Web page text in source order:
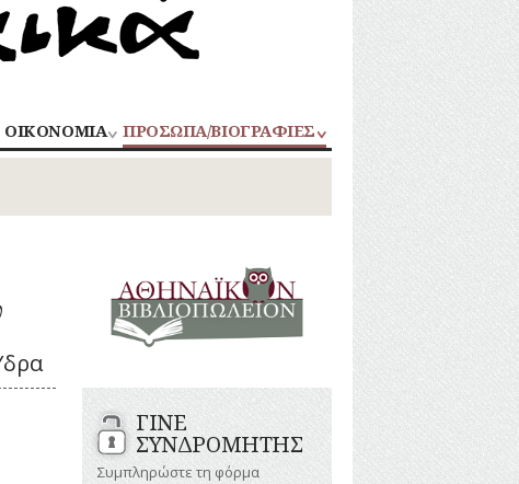
ΟΙΚΟΝΟΜΙΑ
ΒΙΟΜΗΧΑΝΙΑ
ΚΑΤΑΣΤΗΜΑΤΑ
ΝΑΥΤΙΛΙΑ
ΟΙΚΟΝΟΜΙΚΗ
ΠΡΟΣΩΠΑ/ΒΙΟΓΡΑΦΙΕΣ
ΑΓΩΝΙΣΤΕΣ
ΑΡΧΙΤΕΚΤΟΝΕΣ
ΕΚΚΛΗΣΙΑΣΤΙΚΟΙ
ΑΝΔΡΕΣ
ΕΛΛΗΝΙΚΕΣ
ΠΡΟΣΩΠΙΚΟΤΗΤΕΣ
ΕΠΙΧΕΙΡΗΜΑΤΙΕΣ
ΗΘΟΠΟΙΟΙ
ΚΑΛΛΙΤΕΧΝΕΣ
ΞΕΝΕΣ
ΠΡΟΣΩΠΙΚΟΤΗΤΕΣ
ΓΙΝΕ
ΣΥΝΔΡΟΜΗΤΗΣ
Συμπληρώστε τη φόρμα